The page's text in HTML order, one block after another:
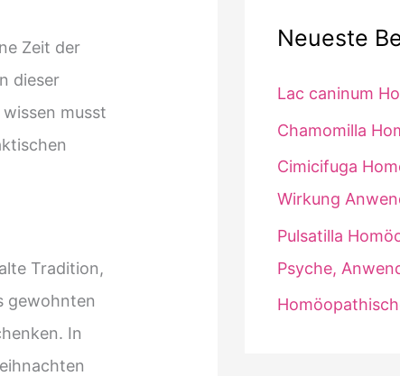
Zeit der
dieser
wissen musst
Tradition,
gewohnten
In
Neueste
Lac caninum
Chamomilla
Cimicifuga
Wirkung
Pulsatilla
Psyche,